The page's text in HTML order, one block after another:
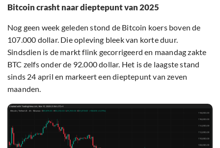
Bitcoin crasht naar dieptepunt van 2025
Nog geen week geleden stond de Bitcoin koers boven de
107.000 dollar. Die opleving bleek van korte duur.
Sindsdien is de markt flink gecorrigeerd en maandag zakte
BTC zelfs onder de 92.000 dollar. Het is de laagste stand
sinds 24 april en markeert een dieptepunt van zeven
maanden.